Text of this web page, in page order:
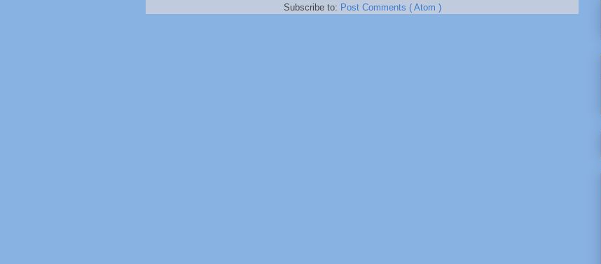
Subscribe to: Post Comments ( Atom )